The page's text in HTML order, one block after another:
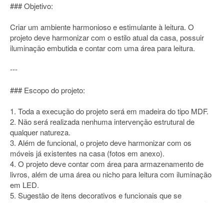
### Objetivo:
Criar um ambiente harmonioso e estimulante à leitura. O
projeto deve harmonizar com o estilo atual da casa, possuir
iluminação embutida e contar com uma área para leitura.
---
### Escopo do projeto:
1. Toda a execução do projeto será em madeira do tipo MDF.
2. Não será realizada nenhuma intervenção estrutural de
qualquer natureza.
3. Além de funcional, o projeto deve harmonizar com os
móveis já existentes na casa (fotos em anexo).
4. O projeto deve contar com área para armazenamento de
livros, além de uma área ou nicho para leitura com iluminação
em LED.
5. Sugestão de itens decorativos e funcionais que se